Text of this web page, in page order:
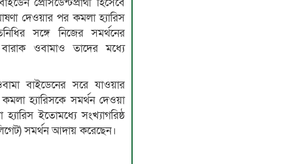
প্রেসিডেন্টপ্রার্থী হিসেবে
দেওয়ার পর কমলা হ্যারিস
সঙ্গে নিজের সমর্থনের
ওবামাও তাদের মধ্যে
বাইডেনের সরে যাওয়ার
কমলা হ্যারিসকে সমর্থন দেওয়া
ইতোমধ্যে সংখ্যাগরিষ্ঠ
সমর্থন আদায় করেছেন।